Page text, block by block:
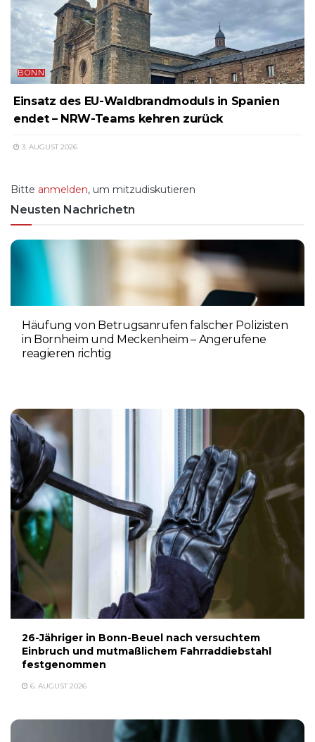
BONN
Einsatz des EU-Waldbrandmoduls in Spanien
endet – NRW-Teams kehren zurück
3. AUGUST 2026
Bitte anmelden, um mitzudiskutieren
Neusten Nachrichetn
Häufung von Betrugsanrufen falscher Polizisten
in Bornheim und Meckenheim – Angerufene
reagieren richtig
26-Jähriger in Bonn-Beuel nach versuchtem
Einbruch und mutmaßlichem Fahrraddiebstahl
festgenommen
6. AUGUST 2026